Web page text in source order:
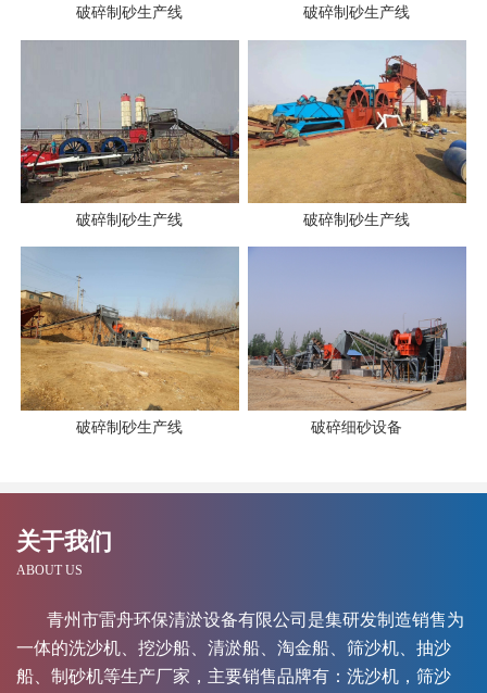
破碎制砂生产线 破碎制砂生产线
破碎制砂生产线 破碎制砂生产线
破碎制砂生产线 破碎细砂设备
关于我们
ABOUT US
青州市雷舟环保清淤设备有限公司是集研发制造销售为
一体的洗沙机、挖沙船、清淤船、淘金船、筛沙机、抽沙
船、制砂机等生产厂家，主要销售品牌有：洗沙机，筛沙